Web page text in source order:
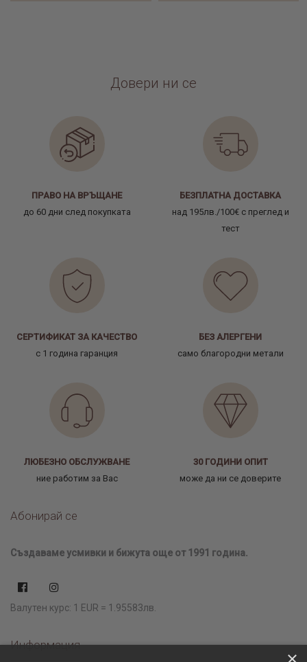
Довери ни се
ПРАВО НА ВРЪЩАНЕ
до 60 дни след покупката
БЕЗПЛАТНА ДОСТАВКА
над 195лв./100€ с преглед и
тест
СЕРТИФИКАТ ЗА КАЧЕСТВО
с 1 година гаранция
БЕЗ АЛЕРГЕНИ
само благородни метали
ЛЮБЕЗНО ОБСЛУЖВАНЕ
ние работим за Вас
30 ГОДИНИ ОПИТ
може да ни се доверите
Абонирай се
Създаваме усмивки и бижута още от 1991 година.
Валутен курс: 1 EUR = 1.95583лв.
Информация